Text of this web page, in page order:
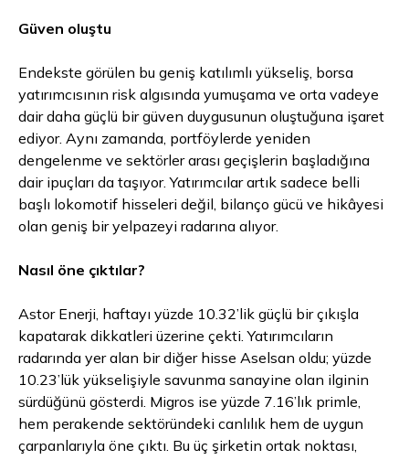
Güven oluştu
Endekste görülen bu geniş katılımlı yükseliş, borsa
yatırımcısının risk algısında yumuşama ve orta vadeye
dair daha güçlü bir güven duygusunun oluştuğuna işaret
ediyor. Aynı zamanda, portföylerde yeniden
dengelenme ve sektörler arası geçişlerin başladığına
dair ipuçları da taşıyor. Yatırımcılar artık sadece belli
başlı lokomotif hisseleri değil, bilanço gücü ve hikâyesi
olan geniş bir yelpazeyi radarına alıyor.
Nasıl öne çıktılar?
Astor Enerji, haftayı yüzde 10.32’lik güçlü bir çıkışla
kapatarak dikkatleri üzerine çekti. Yatırımcıların
radarında yer alan bir diğer hisse Aselsan oldu; yüzde
10.23’lük yükselişiyle savunma sanayine olan ilginin
sürdüğünü gösterdi. Migros ise yüzde 7.16’lık primle,
hem perakende sektöründeki canlılık hem de uygun
çarpanlarıyla öne çıktı. Bu üç şirketin ortak noktası,